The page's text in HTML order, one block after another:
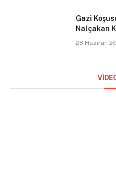
Gazi
Nalçakan
28 Haziran